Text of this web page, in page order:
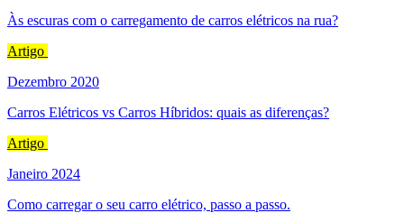
Às escuras com o carregamento de carros elétricos na rua?
Artigo
Dezembro 2020
Carros Elétricos vs Carros Híbridos: quais as diferenças?
Artigo
Janeiro 2024
Como carregar o seu carro elétrico, passo a passo.